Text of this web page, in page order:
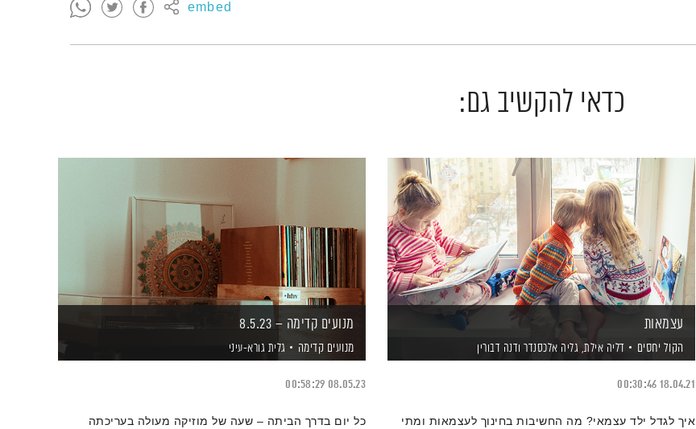
embed
כדאי להקשיב גם:
עצמאות
הקול יחסים דליה אילת, גליה אלכסנדר ודנה דבורין
18.04.21
00:30:46
איך לגדל ילד עצמאי? מה החשיבות בחינוך לעצמאות ומתי
מנועים קדימה – 8.5.23
מנועים קדימה גלית גורא-עיני
08.05.23
00:58:29
כל יום בדרך הביתה – שעה של מוזיקה מעולה בעריכתה